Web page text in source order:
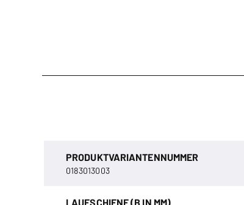
PRODUKTVARIANTENNUMMER
0183013003
LAUFSCHIENE (B IN MM)